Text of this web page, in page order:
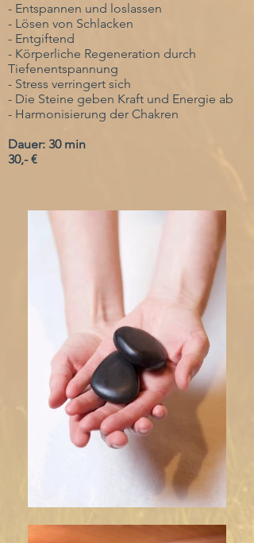
- Entspannen und loslassen
- Lösen von Schlacken
- Entgiftend
- Körperliche Regeneration durch
Tiefenentspannung
- Stress verringert sich
- Die Steine geben Kraft und Energie ab
- Harmonisierung der Chakren
Dauer: 30 min
30,- €